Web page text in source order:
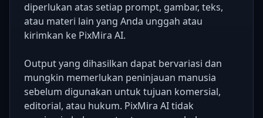
diperlukan atas setiap prompt, gambar, teks,
atau materi lain yang Anda unggah atau
kirimkan ke PixMira AI.
Output yang dihasilkan dapat bervariasi dan
mungkin memerlukan peninjauan manusia
sebelum digunakan untuk tujuan komersial,
editorial, atau hukum. PixMira AI tidak